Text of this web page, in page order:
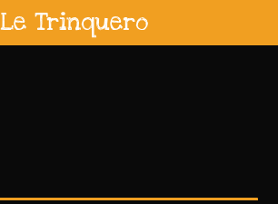
Le Trinquero